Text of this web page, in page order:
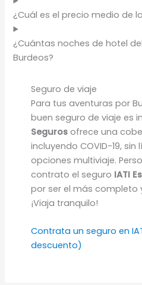
¿Cuál es el precio medio de
¿Cuántas noches de hotel
Burdeos?
Seguro de viaje
Para tus aventuras por
buen seguro de viaje es
Segurosofrece una
incluyendo COVID-19,
opciones multiviaje.
contrato el seguro IATI
por ser el más completo
¡Viaja tranquilo!
Contrata un seguro en
descuento)